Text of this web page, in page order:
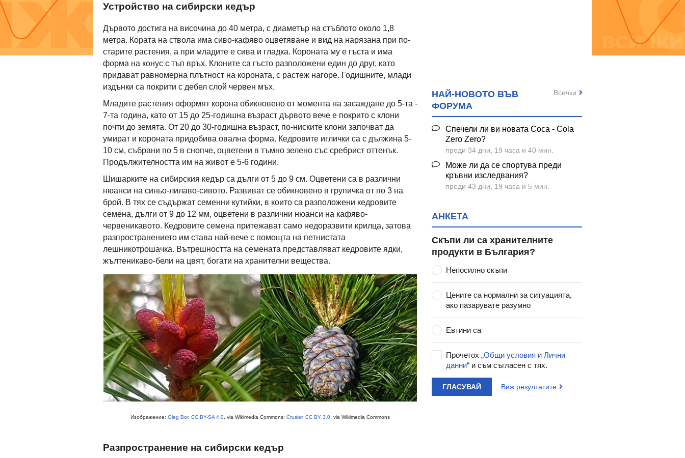
Устройство на сибирски кедър
Дървото достига на височина до 40 метра, с диаметър на стъблото около 1,8
метра. Кората на ствола има сиво-кафяво оцветяване и вид на нарязана при по-
старите растения, а при младите е сива и гладка. Короната му е гъста и има
форма на конус с тъп връх. Клоните са гъсто разположени един до друг, като
придават равномерна плътност на короната, с растеж нагоре. Годишните, млади
издънки са покрити с дебел слой червен мъх.
Младите растения оформят корона обикновено от момента на засаждане до 5-та -
7-та година, като от 15 до 25-годишна възраст дървото вече е покрито с клони
почти до земята. От 20 до 30-годишна възраст, по-ниските клони започват да
умират и короната придобива овална форма. Кедровите иглички са с дължина 5-
10 см, събрани по 5 в снопче, оцветени в тъмно зелено със сребрист оттенък.
Продължителността им на живот е 5-6 години.
Шишарките на сибирския кедър са дълги от 5 до 9 см. Оцветени са в различни
нюанси на синьо-лилаво-сивото. Развиват се обикновено в групичка от по 3 на
брой. В тях се съдържат семенни кутийки, в които са разположени кедровите
семена, дълги от 9 до 12 мм, оцветени в различни нюанси на кафяво-
червеникавото. Кедровите семена притежават само недоразвити крилца, затова
разпространението им става най-вече с помощта на петнистата
лешникотрошачка. Вътрешността на семената представляват кедровите ядки,
жълтеникаво-бели на цвят, богати на хранителни вещества.
Изображение:Oleg Bor,CC BY-SA 4.0, via Wikimedia Commons;Crusier,CC BY 3.0, via Wikimedia Commons
Разпространение на сибирски кедър
НАЙ-НОВОТО ВЪВ
ФОРУМА
Спечели ли ви новата Coca - Cola
Zero Zero?
преди 34 дни, 19 часа и 40 мин.
Може ли да се спортува преди
кръвни изследвания?
преди 43 дни, 19 часа и 5 мин.
Всички
АНКЕТА
Скъпи ли са хранителните
продукти в България?
Непосилно скъпи
Цените са нормални за ситуацията,
ако пазарувате разумно
Евтини са
Прочетох „Общи условия и Лични
данни“ и съм съгласен с тях.
ГЛАСУВАЙ Виж резултатите